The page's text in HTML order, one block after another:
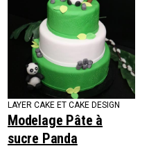
LAYER CAKE ET CAKE DESIGN
Modelage Pâte à
sucre Panda